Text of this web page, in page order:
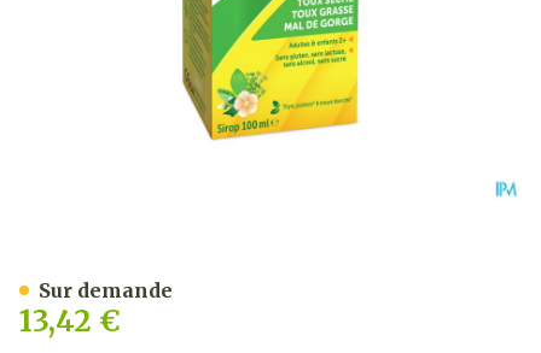
13,42 €
Sur demande